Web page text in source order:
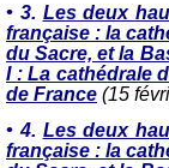
• 3. Les deux
française : la
du Sacre, et la
I : La cathédrale
de France (15
• 4. Les deux
française : la